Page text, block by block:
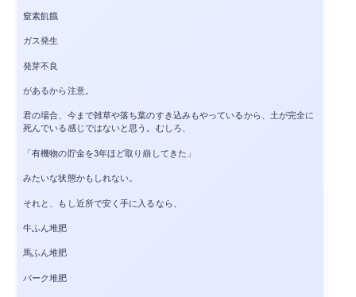
窒素飢餓
ガス発生
発芽不良
があるから注意。
君の場合、今まで雑草や落ち葉のすき込みもやっているから、土が完全に
死んでいる感じではないと思う。むしろ、
「有機物の貯金を3年ほど取り崩してきた」
みたいな状態かもしれない。
それと、もし近所で安く手に入るなら、
牛ふん堆肥
馬ふん堆肥
バーク堆肥